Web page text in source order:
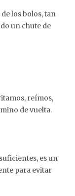
los bolos, tan
un chute de
reímos,
de vuelta.
es un
para evitar